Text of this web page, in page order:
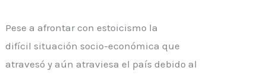
Pese a afrontar con estoicismo la
difícil situación socio-económica que
atravesó y aún atraviesa el país debido al